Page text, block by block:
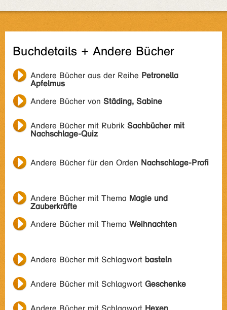
Buchdetails + Andere Bücher
Andere Bücher aus der Reihe Petronella
Apfelmus
Andere Bücher von Städing, Sabine
Andere Bücher mit Rubrik Sachbücher mit
Nachschlage-Quiz
Andere Bücher für den Orden Nachschlage-Profi
Andere Bücher mit Thema Magie und
Zauberkräfte
Andere Bücher mit Thema Weihnachten
Andere Bücher mit Schlagwort basteln
Andere Bücher mit Schlagwort Geschenke